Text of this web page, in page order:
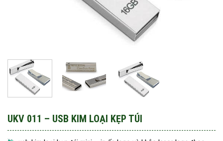
UKV 011 – USB KIM LOẠI KẸP TÚI